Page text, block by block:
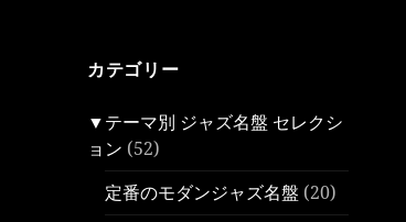
カテゴリー
▼テーマ別 ジャズ名盤 セレクシ
ョン (52)
定番のモダンジャズ名盤 (20)